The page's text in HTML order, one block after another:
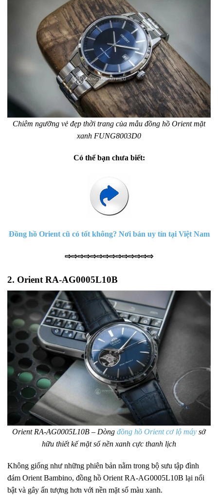
Chiêm ngưỡng vẻ đẹp thời trang của mẫu đồng hồ Orient mặt
xanh FUNG8003D0
Có thể bạn chưa biết:
Đồng hồ Orient cũ có tốt không? Nơi bán uy tín tại Việt Nam
⇨⇨⇨⇨⇨⇨⇨⇨⇨⇨⇨⇨⇨⇨
2. Orient RA-AG0005L10B
Orient RA-AG0005L10B – Dòng đồng hồ Orient cơ lộ máy sở
hữu thiết kế mặt số nền xanh cực thanh lịch
Không giống như những phiên bản nằm trong bộ sưu tập đình
đám Orient Bambino, đồng hồ Orient RA-AG0005L10B lại nổi
bật và gây ấn tượng hơn với nền mặt số màu xanh.